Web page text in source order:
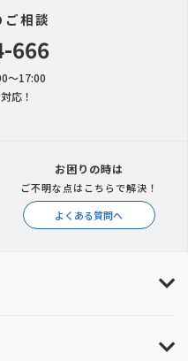
ご相談
666
〜17:00
応！
お困りの時は
ご不明な点はこちらで解決！
よくある質問へ